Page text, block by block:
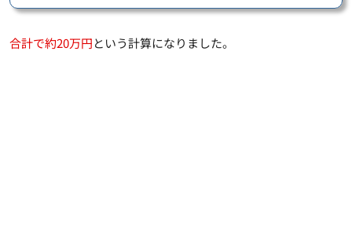
合計で約20万円という計算になりました。